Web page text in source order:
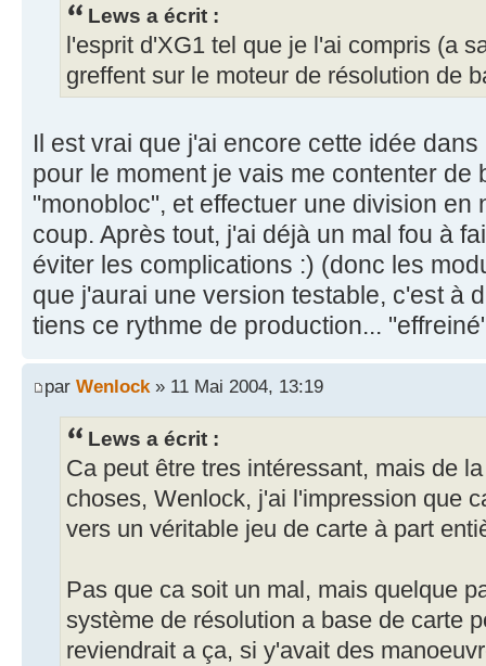
Lews a écrit :
l'esprit d'XG1 tel que je l'ai compris (a
greffent sur le moteur de résolution de
Il est vrai que j'ai encore cette idée
pour le moment je vais me contenter de
"monobloc", et effectuer une division en
coup. Après tout, j'ai déjà un mal fou à
éviter les complications :) (donc les
que j'aurai une version testable, c'est à
tiens ce rythme de production...
par Wenlock» 11 Mai 2004, 13:19
Lews a écrit :
Ca peut être tres intéressant, mais de
choses, Wenlock, j'ai l'impression que
vers un véritable jeu de carte à part
Pas que ca soit un mal, mais quelque
système de résolution a base de carte
reviendrait a ça, si y'avait des